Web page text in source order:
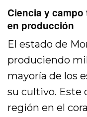
Ciencia y
en producción
El estado de
produciendo
mayoría de los
su cultivo. Este
región en el